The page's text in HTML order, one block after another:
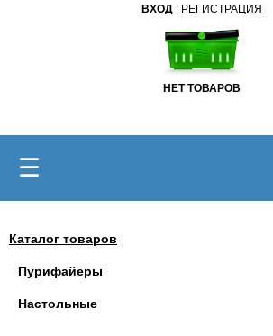
ВХОД РЕГИСТРАЦИЯ
НЕТ ТОВАРОВ
☰
Каталог товаров
Пурифайеры
Настольные